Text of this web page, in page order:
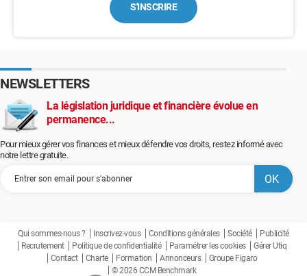
S'INSCRIRE
NEWSLETTERS
La législation juridique et financière évolue en
permanence...
Pour mieux gérer vos finances et mieux défendre vos droits, restez informé avec
notre lettre gratuite.
Qui sommes-nous ? Inscrivez-vous Conditions générales Société
Publicité
Recrutement
Politique de confidentialité Paramétrer les cookies
Gérer Utiq
Contact
Charte Formation Annonceurs
Groupe Figaro
© 2026 CCM Benchmark